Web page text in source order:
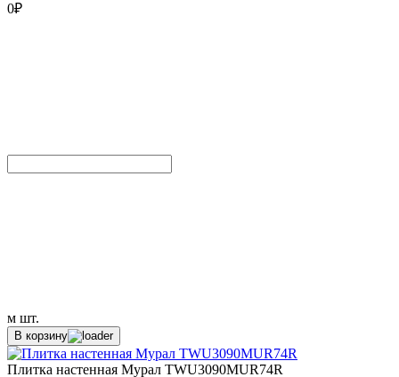
0₽
м шт.
В корзину
Плитка настенная Мурал TWU3090MUR74R